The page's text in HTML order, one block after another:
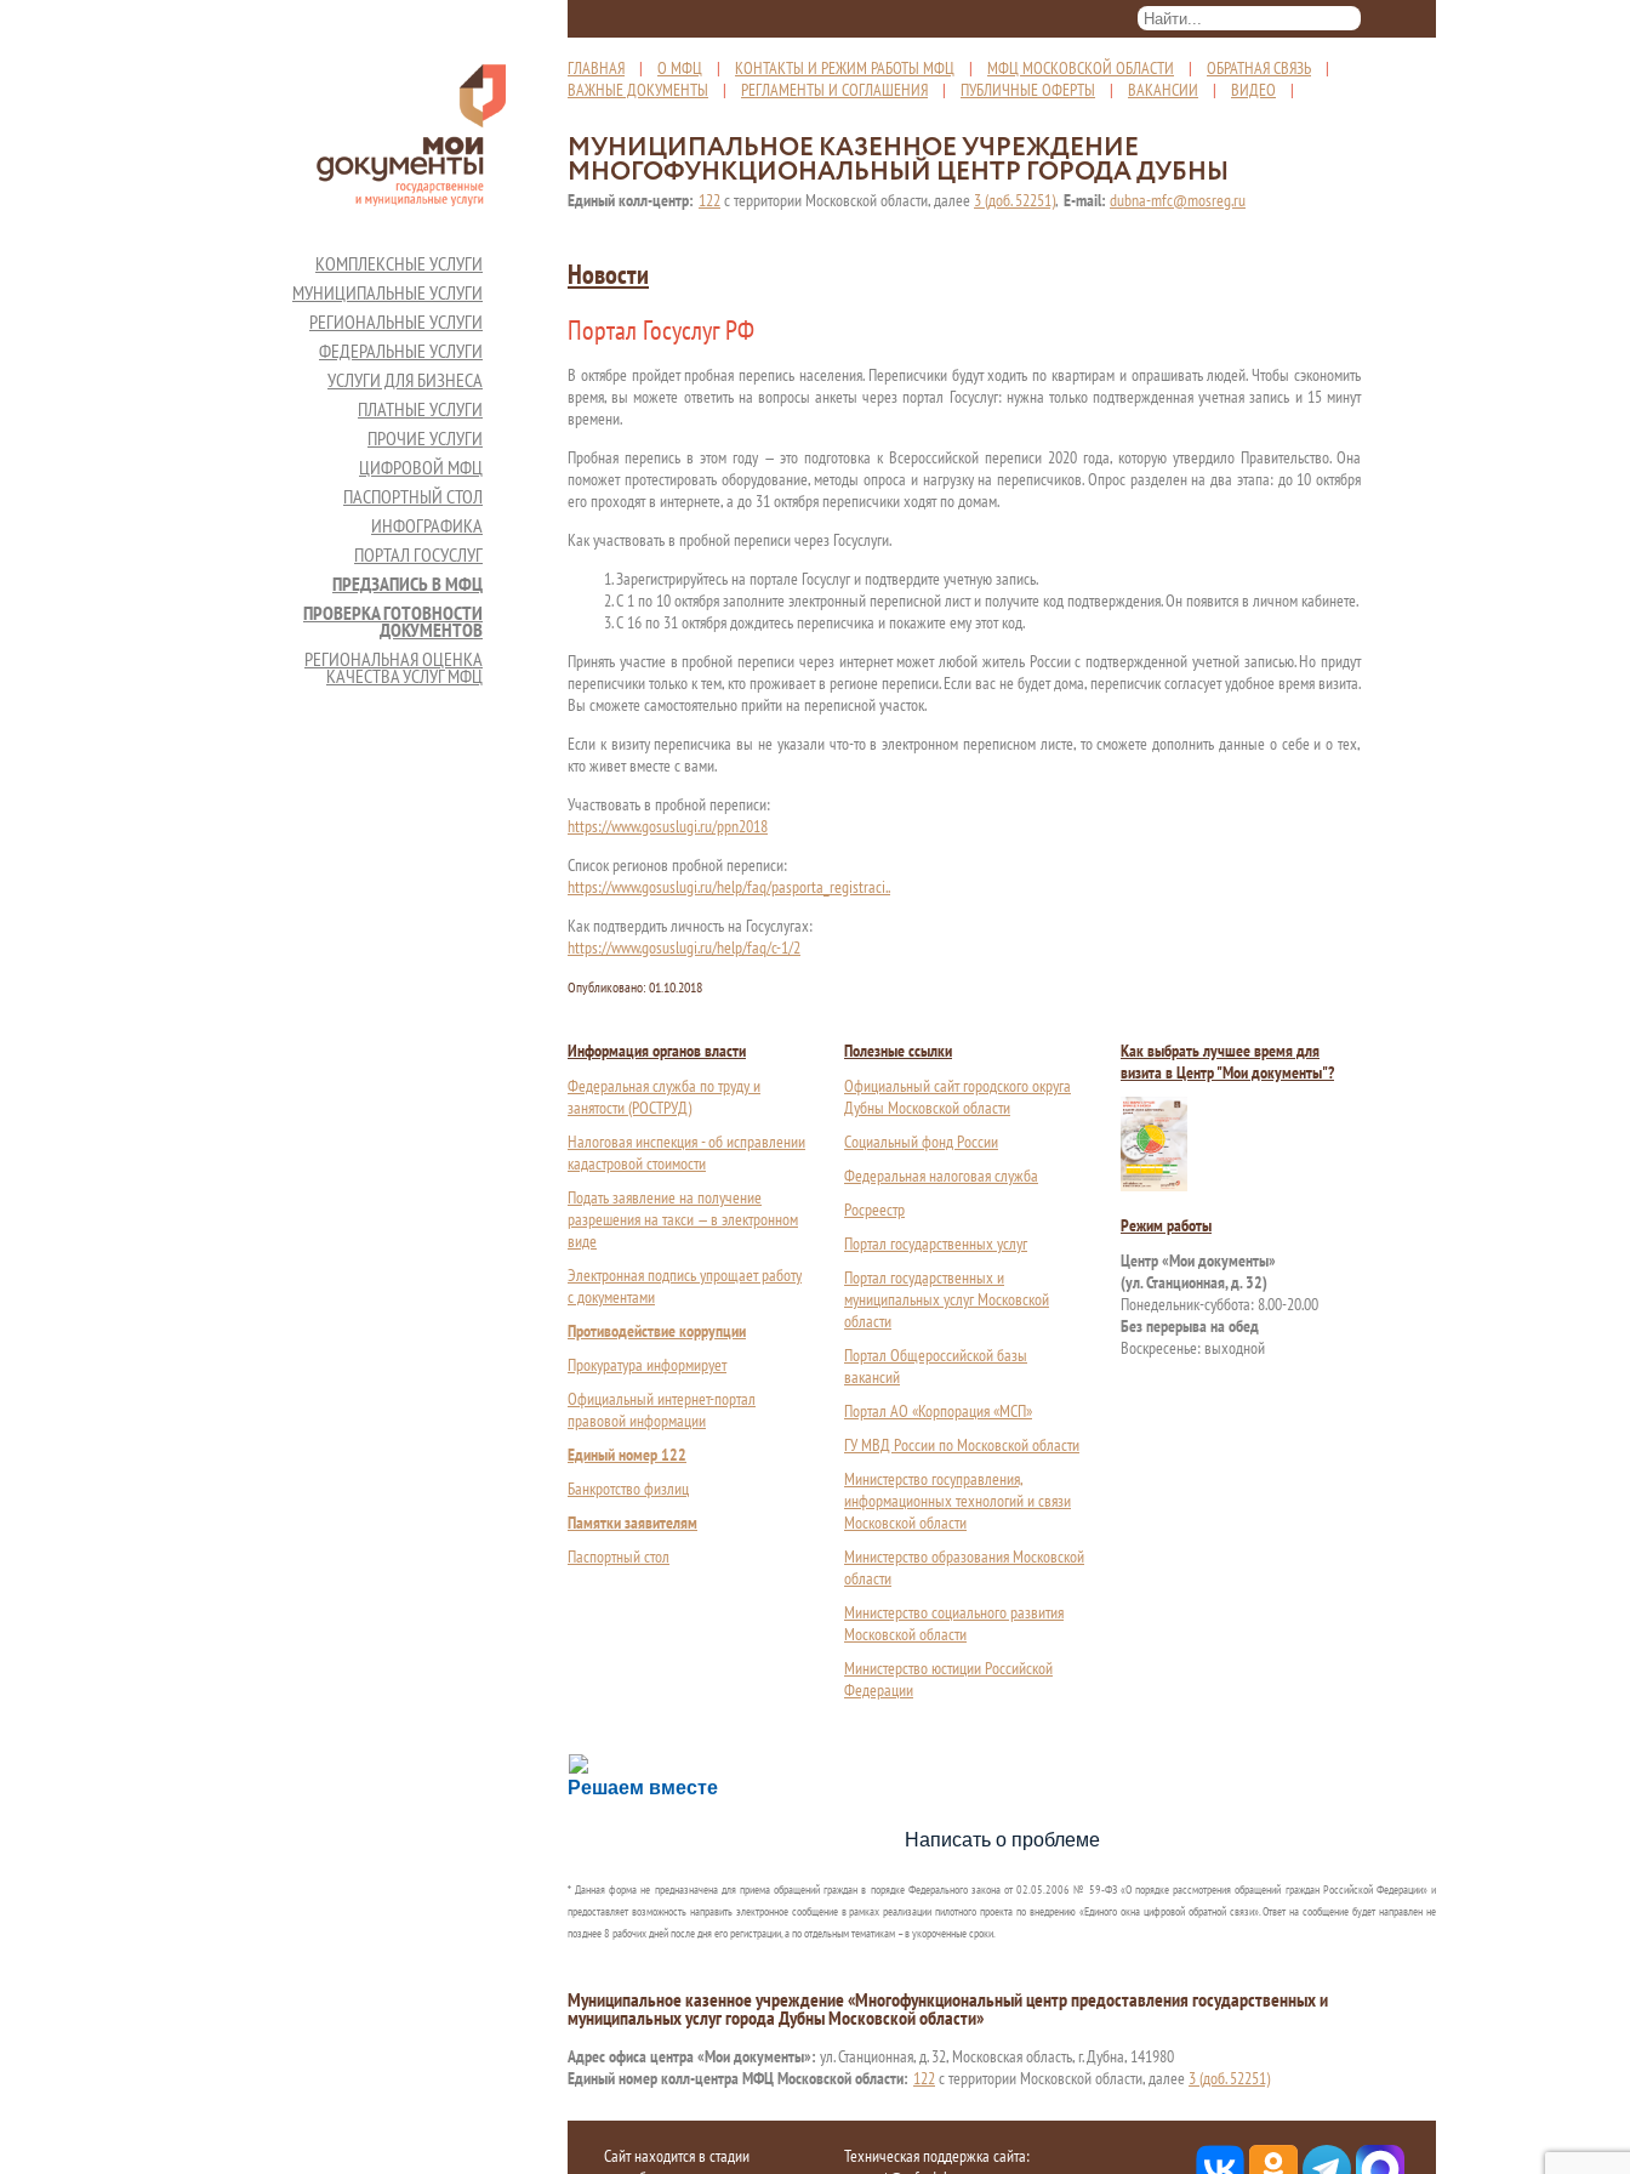
ГЛАВНАЯ | О МФЦ | КОНТАКТЫ И РЕЖИМ РАБОТЫ МФЦ | МФЦ МОСКОВСКОЙ ОБЛАСТИ | ОБРАТНАЯ СВЯЗЬ |
ВАЖНЫЕ ДОКУМЕНТЫ | РЕГЛАМЕНТЫ И СОГЛАШЕНИЯ | ПУБЛИЧНЫЕ ОФЕРТЫ | ВАКАНСИИ | ВИДЕО |
МУНИЦИПАЛЬНОЕ КАЗЕННОЕ УЧРЕЖДЕНИЕ
МНОГОФУНКЦИОНАЛЬНЫЙ ЦЕНТР ГОРОДА ДУБНЫ
Единый колл-центр: 122с территории Московской области, далее 3 (доб. 52251), E-mail: dubna-mfc@mosreg.ru
КОМПЛЕКСНЫЕ УСЛУГИ
МУНИЦИПАЛЬНЫЕ УСЛУГИ
РЕГИОНАЛЬНЫЕ УСЛУГИ
ФЕДЕРАЛЬНЫЕ УСЛУГИ
УСЛУГИ ДЛЯ БИЗНЕСА
ПЛАТНЫЕ УСЛУГИ
ПРОЧИЕ УСЛУГИ
ЦИФРОВОЙ МФЦ
ПАСПОРТНЫЙ СТОЛ
ИНФОГРАФИКА
ПОРТАЛ ГОСУСЛУГ
ПРЕДЗАПИСЬ В МФЦ
ПРОВЕРКА ГОТОВНОСТИ
ДОКУМЕНТОВ
РЕГИОНАЛЬНАЯ ОЦЕНКА
КАЧЕСТВА УСЛУГ МФЦ
Новости
Портал Госуслуг РФ
В октябре пройдет пробная перепись населения. Переписчики будут ходить по квартирам и опрашивать людей. Чтобы сэкономить
время, вы можете ответить на вопросы анкеты через портал Госуслуг: нужна только подтвержденная учетная запись и 15 минут
времени.
Пробная перепись в этом году — это подготовка к Всероссийской переписи 2020 года, которую утвердило Правительство. Она
поможет протестировать оборудование, методы опроса и нагрузку на переписчиков. Опрос разделен на два этапа: до 10 октября
его проходят в интернете, а до 31 октября переписчики ходят по домам.
Как участвовать в пробной переписи через Госуслуги.
Зарегистрируйтесь на портале Госуслуг и подтвердите учетную запись.
С 1 по 10 октября заполните электронный переписной лист и получите код подтверждения. Он появится в личном кабинете.
С 16 по 31 октября дождитесь переписчика и покажите ему этот код.
Принять участие в пробной переписи через интернет может любой житель России c подтвержденной учетной записью. Но придут
переписчики только к тем, кто проживает в регионе переписи. Если вас не будет дома, переписчик согласует удобное время визита.
Вы сможете самостоятельно прийти на переписной участок.
Если к визиту переписчика вы не указали что-то в электронном переписном листе, то сможете дополнить данные о себе и о тех,
кто живет вместе с вами.
Участвовать в пробной переписи:
https://www.gosuslugi.ru/ppn2018
Список регионов пробной переписи:
https://www.gosuslugi.ru/help/faq/pasporta_registraci..
Как подтвердить личность на Госуслугах:
https://www.gosuslugi.ru/help/faq/c-1/2
Опубликовано: 01.10.2018
Информация органов власти
Федеральная служба по труду и
занятости (РОСТРУД)
Налоговая инспекция - об исправлении
кадастровой стоимости
Подать заявление на получение
разрешения на такси — в электронном
виде
Электронная подпись упрощает работу
с документами
Противодействие коррупции
Прокуратура информирует
Официальный интернет-портал
правовой информации
Единый номер 122
Банкротство физлиц
Памятки заявителям
Паспортный стол
Полезные ссылки
Официальный сайт городского округа
Дубны Московской области
Социальный фонд России
Федеральная налоговая служба
Росреестр
Портал государственных услуг
Портал государственных и
муниципальных услуг Московской
области
Портал Общероссийской базы
вакансий
Портал АО «Корпорация «МСП»
ГУ МВД России по Московской области
Министерство госуправления,
информационных технологий и связи
Московской области
Министерство образования Московской
области
Министерство социального развития
Московской области
Министерство юстиции Российской
Федерации
Как выбрать лучшее время для
визита в Центр "Мои документы"?
Режим работы
Центр «Мои документы»
(ул. Станционная, д. 32)
Понедельник-суббота: 8.00-20.00
Без перерыва на обед
Воскресенье: выходной
Решаем вместе
Сложности с получением социальной выплаты или пособия?
Сообщите об этом
Написать о проблеме
* Данная форма не предназначена для приема обращений граждан в порядке Федерального закона от 02.05.2006 № 59-ФЗ «О порядке рассмотрения обращений граждан Российской Федерации» и
предоставляет возможность направить электронное сообщение в рамках реализации пилотного проекта по внедрению «Единого окна цифровой обратной связи». Ответ на сообщение будет направлен не
позднее 8 рабочих дней после дня его регистрации, а по отдельным тематикам – в укороченные сроки.
Муниципальное казенное учреждение «Многофункциональный центр предоставления государственных и
муниципальных услуг города Дубны Московской области»
Адрес офиса центра «Мои документы»: ул. Станционная, д. 32, Московская область, г. Дубна, 141980
Единый номер колл-центра МФЦ Московской области: 122с территории Московской области, далее 3 (доб. 52251)
Сайт находится в стадии
Техническая поддержка сайта: